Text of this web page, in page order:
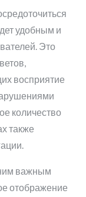
удобным и
Это
восприятие
количество
также
важным
отображение